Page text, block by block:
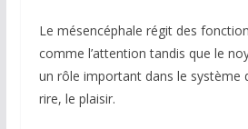
Le mésencéphale régit des
comme l’attention tandis que le
un rôle important dans le système
rire, le plaisir.